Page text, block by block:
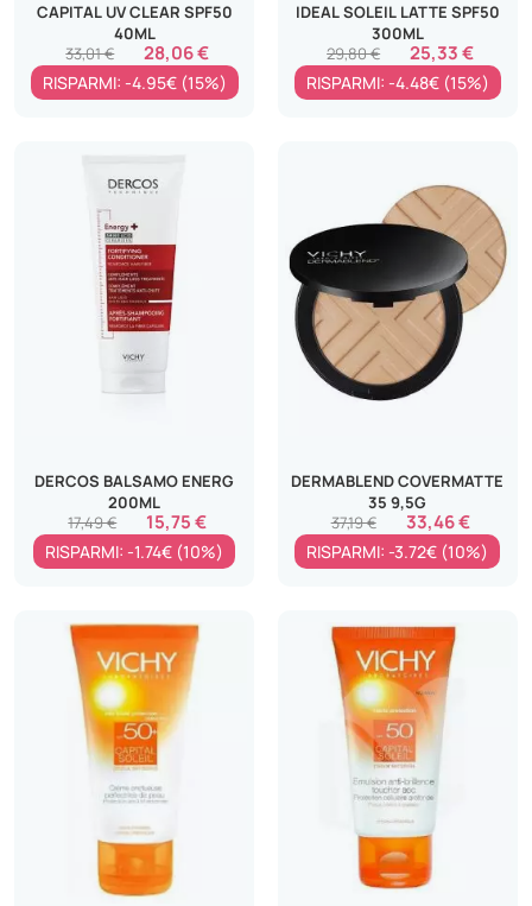
CAPITAL UV CLEAR SPF50
40ML
28,06 €
33,01 €
RISPARMI: -4.95€ (15%)
IDEAL SOLEIL LATTE SPF50
300ML
25,33 €
29,80 €
RISPARMI: -4.48€ (15%)
DERCOS BALSAMO ENERG
200ML
15,75 €
17,49 €
RISPARMI: -1.74€ (10%)
DERMABLEND COVERMATTE
35 9,5G
33,46 €
37,19 €
RISPARMI: -3.72€ (10%)